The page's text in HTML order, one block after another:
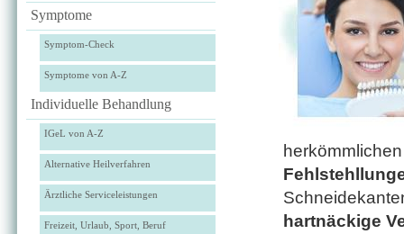
Symptome
Symptom-Check
Symptome von A-Z
Individuelle Behandlung
IGeL von A-Z
Alternative Heilverfahren
Ärztliche Serviceleistungen
Freizeit, Urlaub, Sport, Beruf
hartnäckige